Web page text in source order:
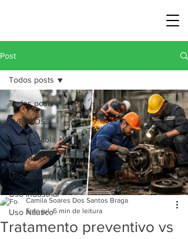
Post
Todos posts
EVENTOS
Uso Agrícola
Uso Moto
Uso Automotivo
Uso Industrial
Uso Náutico
Todos posts
Tratamento preventivo vs
Camila Soares Dos Santos Braga
5 de jul. 6 min de leitura